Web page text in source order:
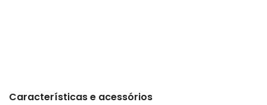
Características e acessórios